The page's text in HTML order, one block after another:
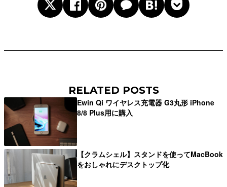
RELATED POSTS
Ewin Qi ワイヤレス充電器 G3丸形 iPhone
8/8 Plus用に購入
【クラムシェル】スタンドを使ってMacBook
をおしゃれにデスクトップ化